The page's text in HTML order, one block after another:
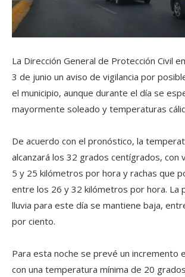
La Dirección General de Protección Civil
3 de junio un aviso de vigilancia por
el municipio, aunque durante el día se
mayormente soleado y temperaturas
De acuerdo con el pronóstico, la
alcanzará los 32 grados centígrados, con
5 y 25 kilómetros por hora y rachas que
entre los 26 y 32 kilómetros por hora. La
lluvia para este día se mantiene baja,
por ciento.
Para esta noche se prevé un incremento
con una temperatura mínima de 20